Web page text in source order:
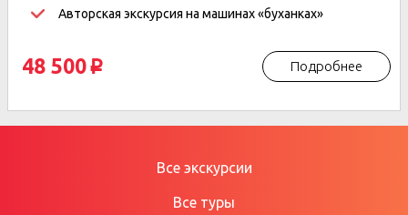
Авторская экскурсия на машинах «буханках»
48 500 p Подробнее
Все экскурсии
Все туры